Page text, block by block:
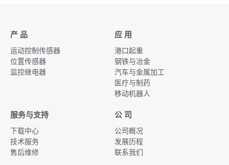
产 品
运动控制传感器
位置传感器
监控继电器
应 用
港口起重
钢铁与冶金
汽车与金属加工
医疗与制药
移动机器人
服务与支持
下载中心
技术服务
售后维修
公 司
公司概况
发展历程
联系我们